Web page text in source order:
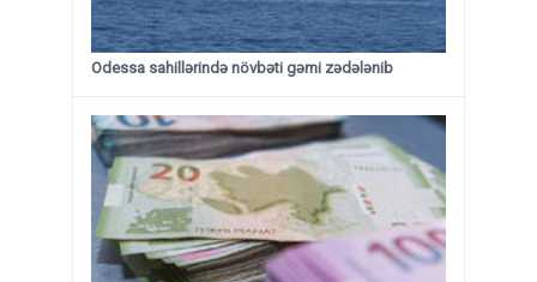
Odessa sahillərində növbəti gəmi zədələnib